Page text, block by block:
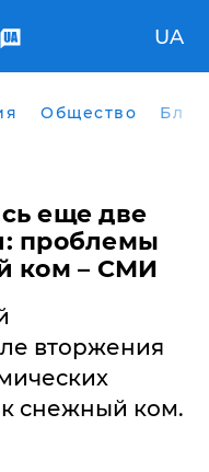
UA
Общество
еще две
проблемы
ком – СМИ
вторжения
снежный ком.